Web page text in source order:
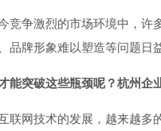
竞争激烈的市场环境中，许
品牌形象难以塑造等问题日
能突破这些瓶颈呢？杭州企
联网技术的发展，越来越多